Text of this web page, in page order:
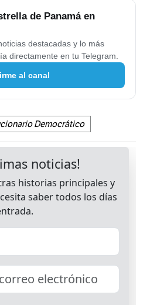
de Panamá en
destacadas y lo más
directamente en tu Telegram.
al canal
Democrático